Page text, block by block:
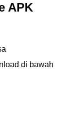
APK
di bawah